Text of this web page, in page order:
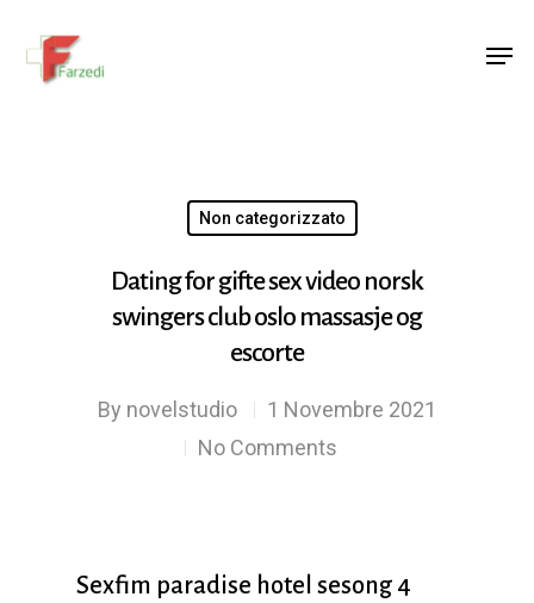
Non categorizzato
Dating for gifte sex video norsk
swingers club oslo massasje og
escorte
By novelstudio
1 Novembre 2021
No Comments
Sexfim paradise hotel sesong 4